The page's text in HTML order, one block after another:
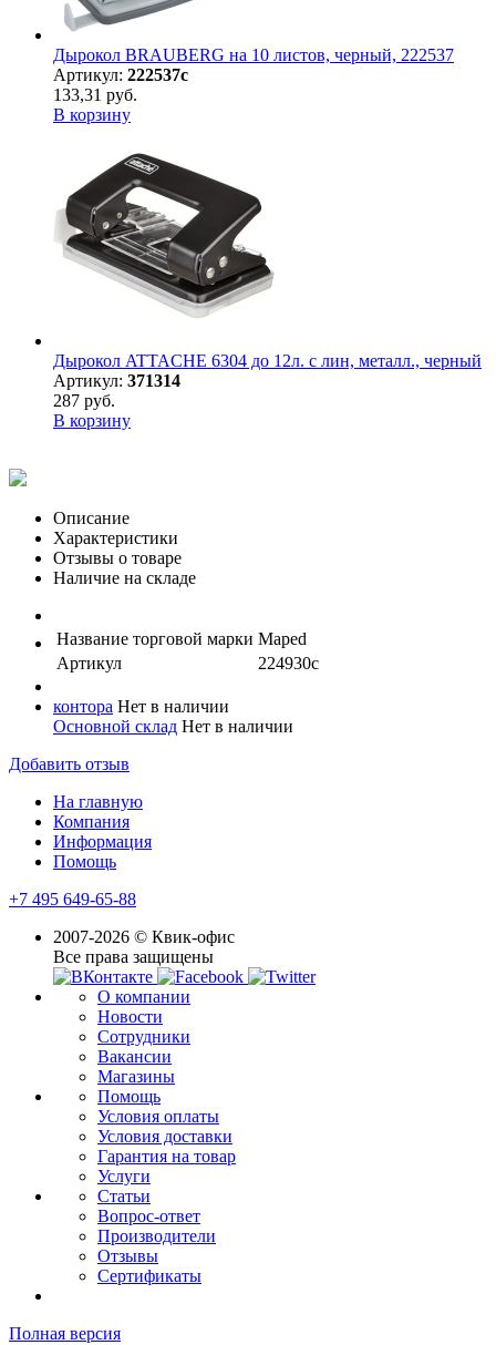
Дырокол BRAUBERG на 10 листов, черный, 222537
Артикул: 222537с
133,31 руб.
В корзину
Дырокол ATTACHE 6304 до 12л. с лин, металл., черный
Артикул: 371314
287 руб.
В корзину
Описание
Характеристики
Отзывы о товаре
Наличие на складе
Название торговой марки Maped
Артикул
224930с
контора Нет в наличии
Основной склад Нет в наличии
Добавить отзыв
На главную
Компания
Информация
Помощь
+7 495 649-65-88
2007-2026 © Квик-офис
Все права защищены
О компании
Новости
Сотрудники
Вакансии
Магазины
Помощь
Условия оплаты
Условия доставки
Гарантия на товар
Услуги
Статьи
Вопрос-ответ
Производители
Отзывы
Сертификаты
Полная версия